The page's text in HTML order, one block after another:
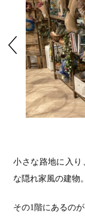
小さな路地に入
な隠れ家風の建物。
その1階にあるの